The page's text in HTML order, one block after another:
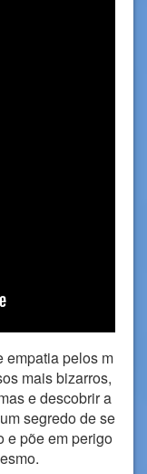
empatia pelos m
mais bizarros,
e descobrir a
segredo de se
e põe em perigo